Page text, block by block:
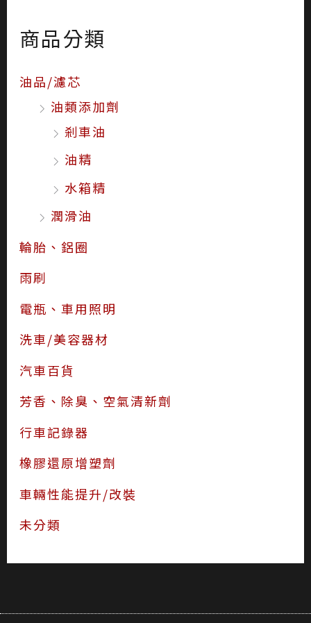
商品分類
油品/濾芯
油類添加劑
剎車油
油精
水箱精
潤滑油
輪胎、鋁圈
雨刷
電瓶、車用照明
洗車/美容器材
汽車百貨
芳香、除臭、空氣清新劑
行車記錄器
橡膠還原增塑劑
車輛性能提升/改裝
未分類